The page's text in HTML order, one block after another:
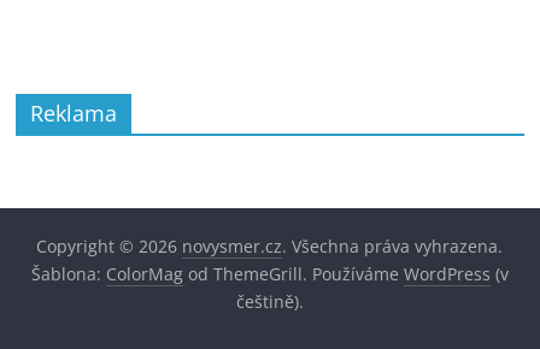
Reklama
Copyright © 2026 novysmer.cz. Všechna práva vyhrazena.
Šablona: ColorMagod ThemeGrill. Používáme WordPress (v
češtině).